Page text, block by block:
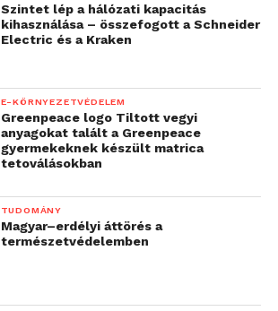
Szintet lép a hálózati kapacitás
kihasználása – összefogott a Schneider
Electric és a Kraken
E-KÖRNYEZETVÉDELEM
Greenpeace logo Tiltott vegyi
anyagokat talált a Greenpeace
gyermekeknek készült matrica
tetoválásokban
TUDOMÁNY
Magyar–erdélyi áttörés a
természetvédelemben